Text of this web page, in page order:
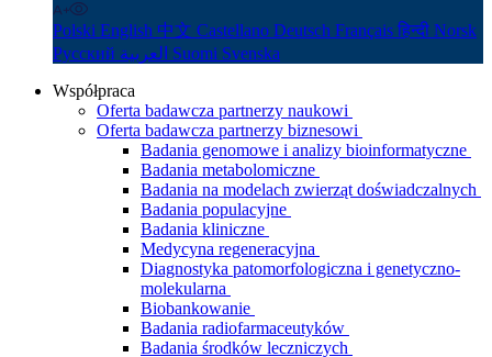
Polski English 中文 Castellano Deutsch Français हिन्दी Norsk
Русский
Suomi Svenska
Współpraca
Oferta badawcza partnerzy naukowi
Oferta badawcza partnerzy biznesowi
Badania genomowe i analizy bioinformatyczne
Badania metabolomiczne
Badania na modelach zwierząt doświadczalnych
Badania populacyjne
Badania kliniczne
Medycyna regeneracyjna
Diagnostyka patomorfologiczna i genetyczno-
molekularna
Biobankowanie
Badania radiofarmaceutyków
Badania środków leczniczych